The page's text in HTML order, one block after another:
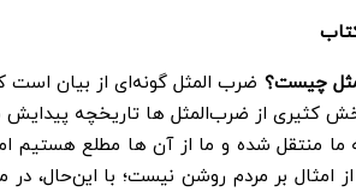
چیست؟ ضرب المثل گونه‌ای از بیان است
کثیری از ضرب‌المثل ها تاریخچه
منتقل شده و ما از آن ها مطلع هستیم اما
امثال بر مردم روشن نیست؛ با این‌حال،